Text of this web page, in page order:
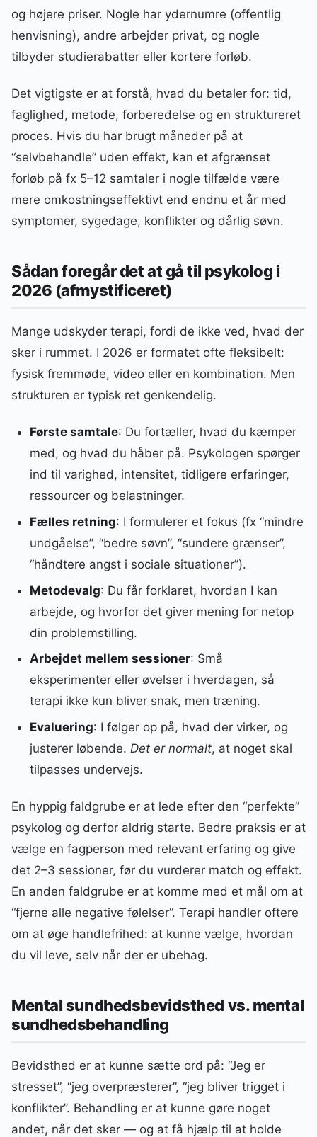
og højere priser. Nogle har ydernumre (offentlig
henvisning), andre arbejder privat, og nogle
tilbyder studierabatter eller kortere forløb.
Det vigtigste er at forstå, hvad du betaler for: tid,
faglighed, metode, forberedelse og en struktureret
proces. Hvis du har brugt måneder på at
“selvbehandle” uden effekt, kan et afgrænset
forløb på fx 5–12 samtaler i nogle tilfælde være
mere omkostningseffektivt end endnu et år med
symptomer, sygedage, konflikter og dårlig søvn.
Sådan foregår det at gå til psykolog i
2026 (afmystificeret)
Mange udskyder terapi, fordi de ikke ved, hvad der
sker i rummet. I 2026 er formatet ofte fleksibelt:
fysisk fremmøde, video eller en kombination. Men
strukturen er typisk ret genkendelig.
Første samtale: Du fortæller, hvad du kæmper
med, og hvad du håber på. Psykologen spørger
ind til varighed, intensitet, tidligere erfaringer,
ressourcer og belastninger.
Fælles retning: I formulerer et fokus (fx “mindre
undgåelse”, “bedre søvn”, “sundere grænser”,
“håndtere angst i sociale situationer”).
Metodevalg: Du får forklaret, hvordan I kan
arbejde, og hvorfor det giver mening for netop
din problemstilling.
Arbejdet mellem sessioner: Små
eksperimenter eller øvelser i hverdagen, så
terapi ikke kun bliver snak, men træning.
Evaluering: I følger op på, hvad der virker, og
justerer løbende. Det er normalt, at noget skal
tilpasses undervejs.
En hyppig faldgrube er at lede efter den “perfekte”
psykolog og derfor aldrig starte. Bedre praksis er at
vælge en fagperson med relevant erfaring og give
det 2–3 sessioner, før du vurderer match og effekt.
En anden faldgrube er at komme med et mål om at
“fjerne alle negative følelser”. Terapi handler oftere
om at øge handlefrihed: at kunne vælge, hvordan
du vil leve, selv når der er ubehag.
Mental sundhedsbevidsthed vs. mental
sundhedsbehandling
Bevidsthed er at kunne sætte ord på: “Jeg er
stresset”, “jeg overpræsterer”, “jeg bliver trigget i
konflikter”. Behandling er at kunne gøre noget
andet, når det sker — og at få hjælp til at holde